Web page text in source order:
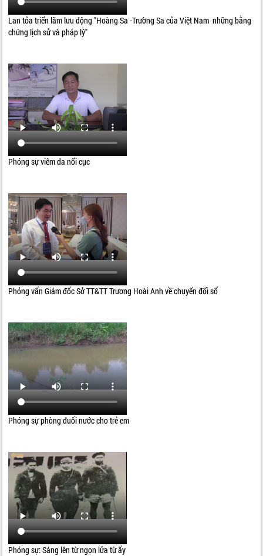
Lan tỏa triển lãm lưu động "Hoàng Sa -Trường Sa của Việt Nam những bằng
chứng lịch sử và pháp lý"
Phóng sự viêm da nổi cục
Phỏng vấn Giám đốc Sở TT&TT Trương Hoài Anh về chuyển đổi số
Phóng sự phòng đuối nước cho trẻ em
Phóng sự: Sáng lên từ ngọn lửa từ ấy